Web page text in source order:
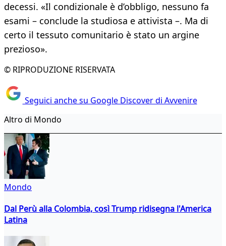
decessi. «Il condizionale è d’obbligo, nessuno fa
esami – conclude la studiosa e attivista –. Ma di
certo il tessuto comunitario è stato un argine
prezioso».
© RIPRODUZIONE RISERVATA
Seguici anche su Google Discover di Avvenire
Altro di Mondo
Mondo
Dal Perù alla Colombia, così Trump ridisegna l'America
Latina